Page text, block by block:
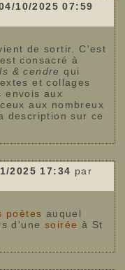
10/2025 07:59
de sortir. C'est
consacré à
& cendre qui
et collages
envois aux
aux nombreux
description sur ce
2025 17:34 par
poètes auquel
d'une soirée à St